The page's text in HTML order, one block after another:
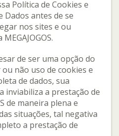
Política de Cookies e
Dados antes de se
nos sites e ou
de ser uma opção do
não uso de cookies e
de dados, sua
inviabiliza a prestação de
de maneira plena e
situações, tal negativa
a prestação de